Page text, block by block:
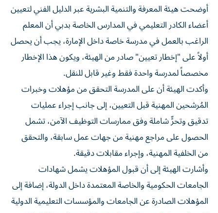
أوضحت هيئة المعرفة والتنمية البشرية عبر الدليل الفني لتعيين
أعضاء الكادر التعليمي في المدارس الخاصة بدبي أن المعلم
الراغب بالعمل في مدرسة خاصة داخل الإمارة، يجب أن يحصل
أولاً على "إخطار تعيين" صادر من الهيئة، ويكون هذا الإخطار
مخصصاً لمدرسة واحدة فقط وغير قابل للنقل.
وأكدت الهيئة أن على المدرسة التحقق من مؤهلات وخبرات
المُرشحين المهنية قبل التعيين، إلى جانب إجراء عمليات
تدقيق وتحرٍّ شاملة وفق ممارسات التوظيف الآمن، تشمل
الحصول على مراجع مهنية من جهات عمل سابقة، والتحقق
من الخلفية المهنية، وإجراء مقابلات دقيقة.
وأشارت الهيئة إلى أن قبول المؤهلات يشمل شهادات
الجامعات الحكومية والخاصة المعتمدة داخل الدولة، إضافة إلى
المؤهلات الصادرة عن الجامعات والمؤسسات التعليمية الدولية